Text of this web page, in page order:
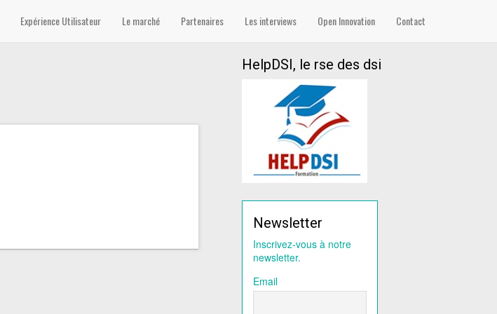
Expérience Utilisateur Le marché Partenaires Les interviews Open Innovation Contact
HelpDSI, le rse des dsi
Newsletter
Inscrivez-vous à notre
newsletter.
Email